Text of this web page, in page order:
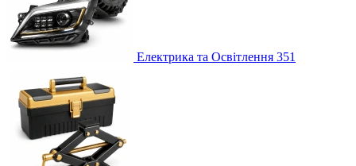
Електрика та Освітлення 351